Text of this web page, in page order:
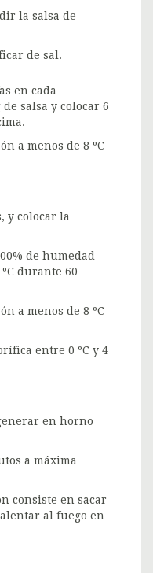
la salsa de
de sal.
en cada
salsa y colocar 6
a menos de 8 ºC
y colocar la
de humedad
durante 60
a menos de 8 ºC
entre 0 ºC y 4
en horno
a máxima
consiste en sacar
al fuego en